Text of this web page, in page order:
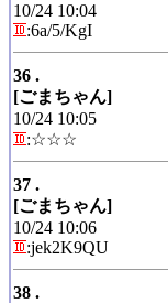
10/24 10:04
:6a/5/KgI
36 .
[ごまちゃん]
10/24 10:05
:☆☆☆
37 .
[ごまちゃん]
10/24 10:06
:jek2K9QU
38 .